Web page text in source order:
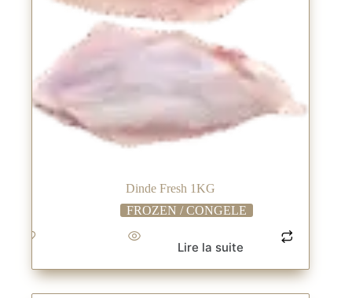
Dinde Fresh 1KG
FROZEN / CONGELE
Lire la suite